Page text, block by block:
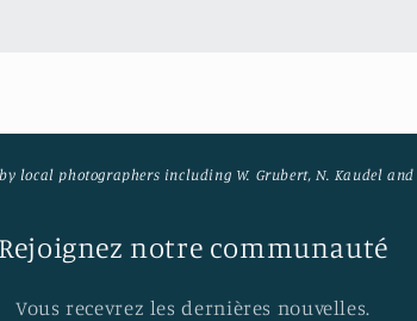
local photographers including W. Grubert, N. Kaudel and
Rejoignez notre communauté
Vous recevrez les dernières nouvelles.